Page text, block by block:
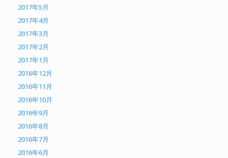
2017年5月
2017年4月
2017年3月
2017年2月
2017年1月
2016年12月
2016年11月
2016年10月
2016年9月
2016年8月
2016年7月
2016年6月